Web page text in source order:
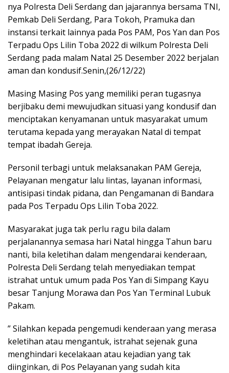
nya Polresta Deli Serdang dan jajarannya bersama TNI,
Pemkab Deli Serdang, Para Tokoh, Pramuka dan
instansi terkait lainnya pada Pos PAM, Pos Yan dan Pos
Terpadu Ops Lilin Toba 2022 di wilkum Polresta Deli
Serdang pada malam Natal 25 Desember 2022 berjalan
aman dan kondusif.Senin,(26/12/22)
Masing Masing Pos yang memiliki peran tugasnya
berjibaku demi mewujudkan situasi yang kondusif dan
menciptakan kenyamanan untuk masyarakat umum
terutama kepada yang merayakan Natal di tempat
tempat ibadah Gereja.
Personil terbagi untuk melaksanakan PAM Gereja,
Pelayanan mengatur lalu lintas, layanan informasi,
antisipasi tindak pidana, dan Pengamanan di Bandara
pada Pos Terpadu Ops Lilin Toba 2022.
Masyarakat juga tak perlu ragu bila dalam
perjalanannya semasa hari Natal hingga Tahun baru
nanti, bila keletihan dalam mengendarai kenderaan,
Polresta Deli Serdang telah menyediakan tempat
istrahat untuk umum pada Pos Yan di Simpang Kayu
besar Tanjung Morawa dan Pos Yan Terminal Lubuk
Pakam.
” Silahkan kepada pengemudi kenderaan yang merasa
keletihan atau mengantuk, istrahat sejenak guna
menghindari kecelakaan atau kejadian yang tak
diinginkan, di Pos Pelayanan yang sudah kita